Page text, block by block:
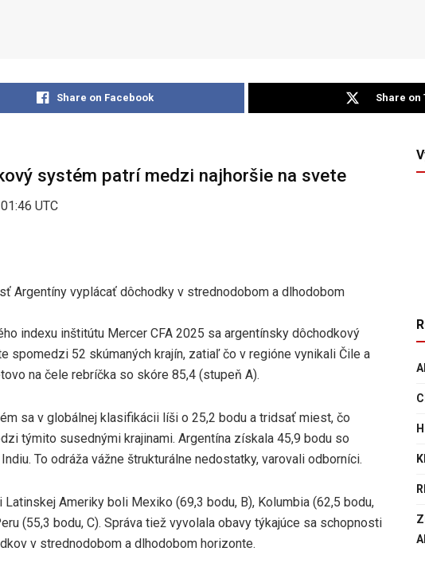
Share on Facebook Share on
systém patrí medzi najhoršie na svete
UTC
Argentíny vyplácať dôchodky v strednodobom a dlhodobom
indexu inštitútu Mercer CFA 2025 sa argentínsky dôchodkový
spomedzi 52 skúmaných krajín, zatiaľ čo v regióne vynikali Čile a
na čele rebríčka so skóre 85,4 (stupeň A).
sa v globálnej klasifikácii líši o 25,2 bodu a tridsať miest, čo
týmito susednými krajinami. Argentína získala 45,9 bodu so
To odráža vážne štrukturálne nedostatky, varovali odborníci.
Ameriky boli Mexiko (69,3 bodu, B), Kolumbia (62,5 bodu,
(55,3 bodu, C). Správa tiež vyvolala obavy týkajúce sa schopnosti
v strednodobom a dlhodobom horizonte.